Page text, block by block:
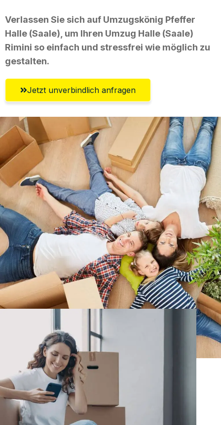
Verlassen Sie sich auf Umzugskönig Pfeffer
Halle (Saale), um Ihren Umzug Halle (Saale)
Rimini so einfach und stressfrei wie möglich zu
gestalten.
Jetzt unverbindlich anfragen